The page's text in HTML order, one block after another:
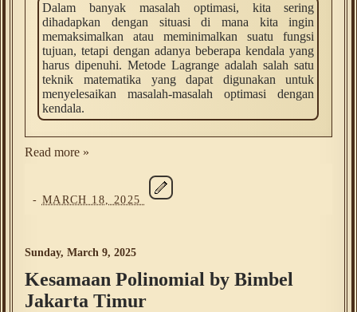
Dalam banyak masalah optimasi, kita sering
dihadapkan dengan situasi di mana kita ingin
memaksimalkan atau meminimalkan suatu fungsi
tujuan, tetapi dengan adanya beberapa kendala yang
harus dipenuhi. Metode Lagrange adalah salah satu
teknik matematika yang dapat digunakan untuk
menyelesaikan masalah-masalah optimasi dengan
kendala.
Read more »
- MARCH 18, 2025
Sunday, March 9, 2025
Kesamaan Polinomial by Bimbel
Jakarta Timur